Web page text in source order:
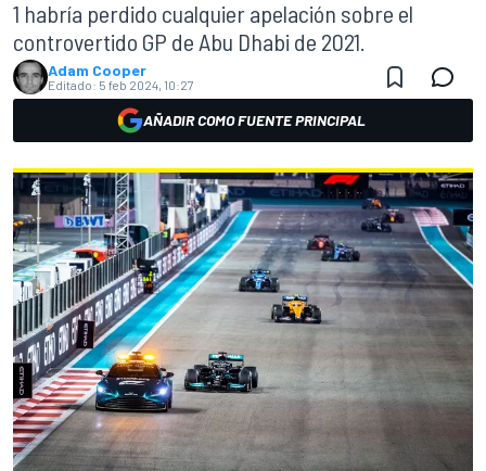
1 habría perdido cualquier apelación sobre el
controvertido GP de Abu Dhabi de 2021.
Adam Cooper
Editado: 5 feb 2024, 10:27
AÑADIR COMO FUENTE PRINCIPAL